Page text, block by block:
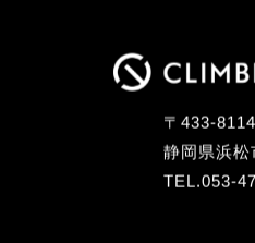
〒433-8114
静岡県浜
TEL.053-